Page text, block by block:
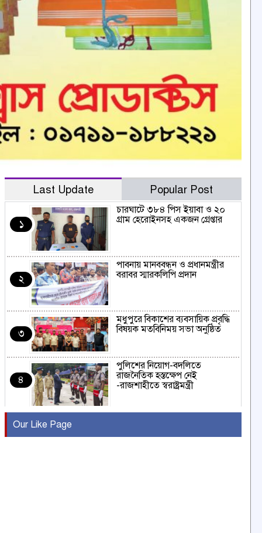
Last Update Popular Post
১
চারঘাটে ৩৮৪ পিস ইয়াবা ও ২০
গ্রাম হেরোইনসহ একজন গ্রেপ্তার
২
পাবনায় মানববন্ধন ও প্রধানমন্ত্রীর
বরাবর স্মারকলিপি প্রদান
৩
মধুপুরে বিকাশের ব্যবসায়িক প্রবৃদ্ধি
বিষয়ক মতবিনিময় সভা অনুষ্ঠিত
৪
পুলিশের নিয়োগ-বদলিতে
রাজনৈতিক হস্তক্ষেপ নেই
-রাজশাহীতে স্বরাষ্ট্রমন্ত্রী
৫
Our Like Page